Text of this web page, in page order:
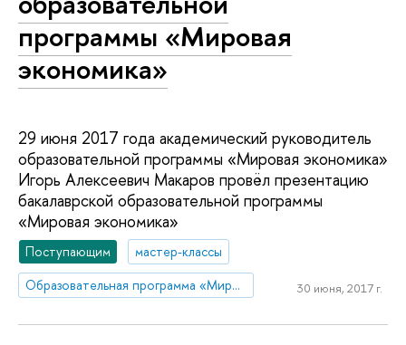
программы «Мировая
экономика»
29 июня 2017 года академический руководитель
образовательной программы «Мировая экономика»
Игорь Алексеевич Макаров провёл презентацию
бакалаврской образовательной программы
«Мировая экономика»
Поступающим
мастер-классы
Образовательная программа «Мировая экономика»
30 июня, 2017 г.